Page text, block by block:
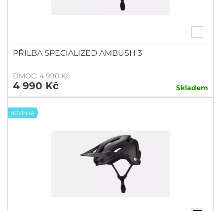
PŘILBA SPECIALIZED AMBUSH 3
DMOC: 4 990 Kč
4 990 Kč Skladem
NOVINKA